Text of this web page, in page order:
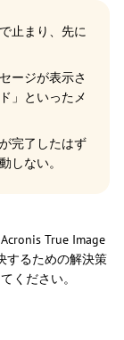
止まり、先に
ージが表示さ
」といったメ
完了したはず
しない。
True Image
するための解決策
ください。